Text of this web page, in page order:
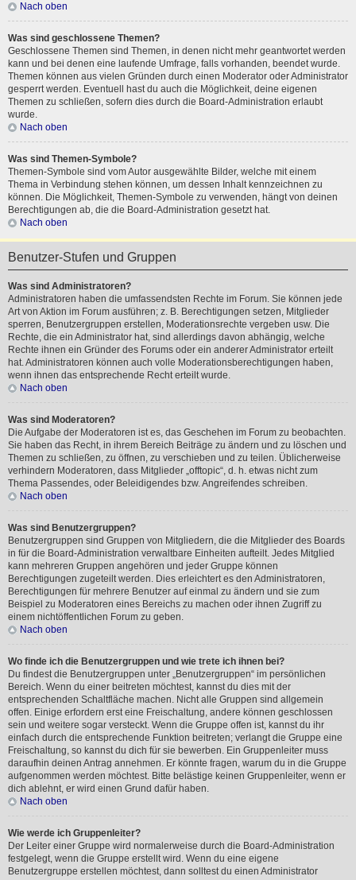
Nach oben
Was sind geschlossene Themen?
Geschlossene Themen sind Themen, in denen nicht mehr geantwortet werden
kann und bei denen eine laufende Umfrage, falls vorhanden, beendet wurde.
Themen können aus vielen Gründen durch einen Moderator oder Administrator
gesperrt werden. Eventuell hast du auch die Möglichkeit, deine eigenen
Themen zu schließen, sofern dies durch die Board-Administration erlaubt
wurde.
Nach oben
Was sind Themen-Symbole?
Themen-Symbole sind vom Autor ausgewählte Bilder, welche mit einem
Thema in Verbindung stehen können, um dessen Inhalt kennzeichnen zu
können. Die Möglichkeit, Themen-Symbole zu verwenden, hängt von deinen
Berechtigungen ab, die die Board-Administration gesetzt hat.
Nach oben
Benutzer-Stufen und Gruppen
Was sind Administratoren?
Administratoren haben die umfassendsten Rechte im Forum. Sie können jede
Art von Aktion im Forum ausführen; z. B. Berechtigungen setzen, Mitglieder
sperren, Benutzergruppen erstellen, Moderationsrechte vergeben usw. Die
Rechte, die ein Administrator hat, sind allerdings davon abhängig, welche
Rechte ihnen ein Gründer des Forums oder ein anderer Administrator erteilt
hat. Administratoren können auch volle Moderationsberechtigungen haben,
wenn ihnen das entsprechende Recht erteilt wurde.
Nach oben
Was sind Moderatoren?
Die Aufgabe der Moderatoren ist es, das Geschehen im Forum zu beobachten.
Sie haben das Recht, in ihrem Bereich Beiträge zu ändern und zu löschen und
Themen zu schließen, zu öffnen, zu verschieben und zu teilen. Üblicherweise
verhindern Moderatoren, dass Mitglieder „offtopic“, d. h. etwas nicht zum
Thema Passendes, oder Beleidigendes bzw. Angreifendes schreiben.
Nach oben
Was sind Benutzergruppen?
Benutzergruppen sind Gruppen von Mitgliedern, die die Mitglieder des Boards
in für die Board-Administration verwaltbare Einheiten aufteilt. Jedes Mitglied
kann mehreren Gruppen angehören und jeder Gruppe können
Berechtigungen zugeteilt werden. Dies erleichtert es den Administratoren,
Berechtigungen für mehrere Benutzer auf einmal zu ändern und sie zum
Beispiel zu Moderatoren eines Bereichs zu machen oder ihnen Zugriff zu
einem nichtöffentlichen Forum zu geben.
Nach oben
Wo finde ich die Benutzergruppen und wie trete ich ihnen bei?
Du findest die Benutzergruppen unter „Benutzergruppen“ im persönlichen
Bereich. Wenn du einer beitreten möchtest, kannst du dies mit der
entsprechenden Schaltfläche machen. Nicht alle Gruppen sind allgemein
offen. Einige erfordern erst eine Freischaltung, andere können geschlossen
sein und weitere sogar versteckt. Wenn die Gruppe offen ist, kannst du ihr
einfach durch die entsprechende Funktion beitreten; verlangt die Gruppe eine
Freischaltung, so kannst du dich für sie bewerben. Ein Gruppenleiter muss
daraufhin deinen Antrag annehmen. Er könnte fragen, warum du in die Gruppe
aufgenommen werden möchtest. Bitte belästige keinen Gruppenleiter, wenn er
dich ablehnt, er wird einen Grund dafür haben.
Nach oben
Wie werde ich Gruppenleiter?
Der Leiter einer Gruppe wird normalerweise durch die Board-Administration
festgelegt, wenn die Gruppe erstellt wird. Wenn du eine eigene
Benutzergruppe erstellen möchtest, dann solltest du einen Administrator